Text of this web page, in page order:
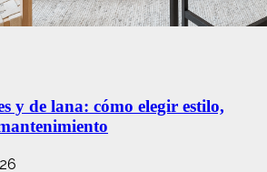
y de lana: cómo elegir estilo,